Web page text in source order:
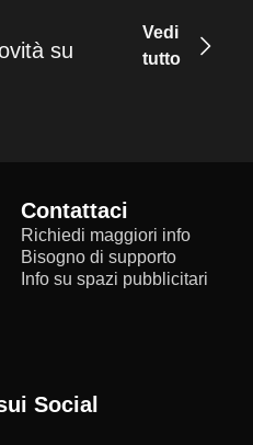
su
Vedi
tutto
Contattaci
Richiedi maggiori info
Bisogno di supporto
Info su spazi pubblicitari
Social